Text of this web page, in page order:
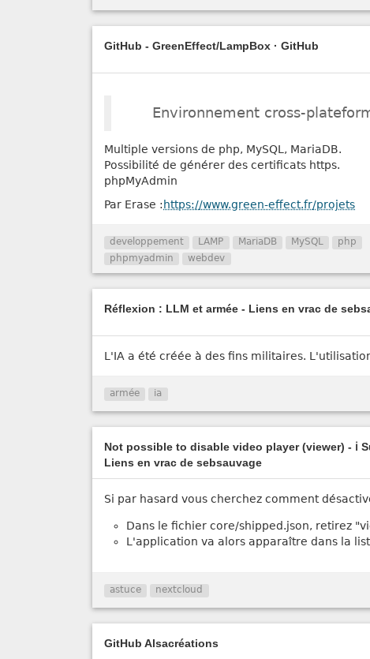
GitHub - GreenEffect/LampBox · GitHub
Environnement cross-
Multiple versions de php, MySQL, MariaDB.
Possibilité de générer des certificats https.
phpMyAdmin
Par Erase : https://www.green-effect.fr/projets
developpement LAMP MariaDB MySQL
php
phpmyadmin
webdev
Réflexion : LLM et armée - Liens en vrac de
L'IA a été créée à des fins militaires.
armée ia
Not possible to disable video player (viewer) - ℹ️
Liens en vrac de sebsauvage
Si par hasard vous cherchez comment
Dans le fichier core/shipped.json, retirez
L'application va alors apparaître dans la
astuce nextcloud
GitHub Alsacréations